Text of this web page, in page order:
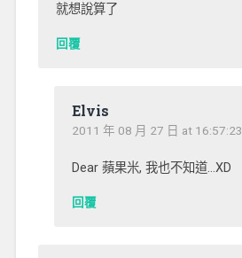
就想說算了
回覆
Elvis
2011 年 08 月 27 日 at 16:57:23
Dear 蘋果米, 我也不知道…XD
回覆